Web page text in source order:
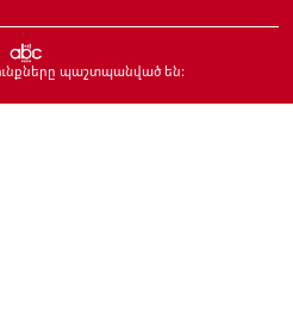
պաշտպանված են: